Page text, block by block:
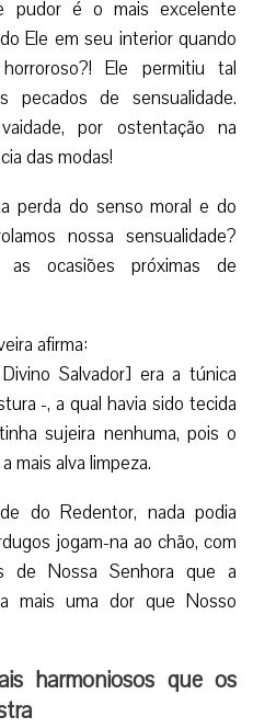
pudor é o mais excelente
Ele em seu interior quando
Ele permitiu tal
pecados de sensualidade.
por ostentação na
das modas!
perda do senso moral e do
nossa sensualidade?
as ocasiões próximas de
afirma:
Salvador] era a túnica
-, a qual havia sido tecida
sujeira nenhuma, pois o
mais alva limpeza.
do Redentor, nada podia
jogam-na ao chão, com
de Nossa Senhora que a
mais uma dor que Nosso
harmoniosos que os